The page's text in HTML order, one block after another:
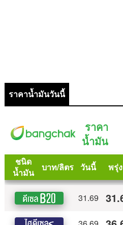
ราคาน้ำมันวันนี้